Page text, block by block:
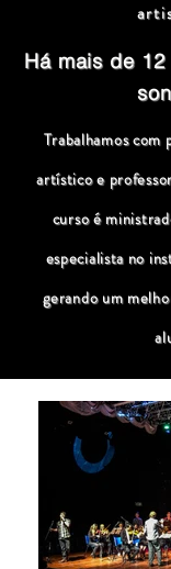
Há mais de
Trabalhamos com
artístico e
curso é
especialista no
gerando um